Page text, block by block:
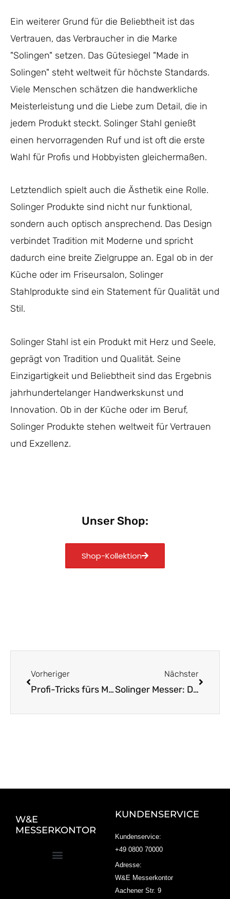
Ein weiterer Grund für die Beliebtheit ist das
Vertrauen, das Verbraucher in die Marke
"Solingen" setzen. Das Gütesiegel "Made in
Solingen" steht weltweit für höchste Standards.
Viele Menschen schätzen die handwerkliche
Meisterleistung und die Liebe zum Detail, die in
jedem Produkt steckt. Solinger Stahl genießt
einen hervorragenden Ruf und ist oft die erste
Wahl für Profis und Hobbyisten gleichermaßen.
Letztendlich spielt auch die Ästhetik eine Rolle.
Solinger Produkte sind nicht nur funktional,
sondern auch optisch ansprechend. Das Design
verbindet Tradition mit Moderne und spricht
dadurch eine breite Zielgruppe an. Egal ob in der
Küche oder im Friseursalon, Solinger
Stahlprodukte sind ein Statement für Qualität und
Stil.
Solinger Stahl ist ein Produkt mit Herz und Seele,
geprägt von Tradition und Qualität. Seine
Einzigartigkeit und Beliebtheit sind das Ergebnis
jahrhundertelanger Handwerkskunst und
Innovation. Ob in der Küche oder im Beruf,
Solinger Produkte stehen weltweit für Vertrauen
und Exzellenz.
Unser Shop:
Shop-Kollektion
Vorheriger
Profi-Tricks fürs Messerschärfen leicht gemacht
Nächster
Solinger Messer: Dein langlebiger Küchenbegleiter
W&E
MESSERKONTOR
KUNDENSERVICE
Kundenservice:
+49 0800 70000
Adresse:
W&E Messerkontor
Aachener Str. 9